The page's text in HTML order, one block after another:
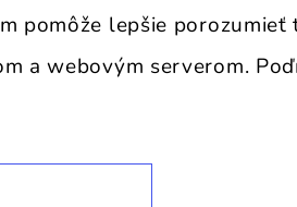
pomôže lepšie porozumieť
a webovým serverom.